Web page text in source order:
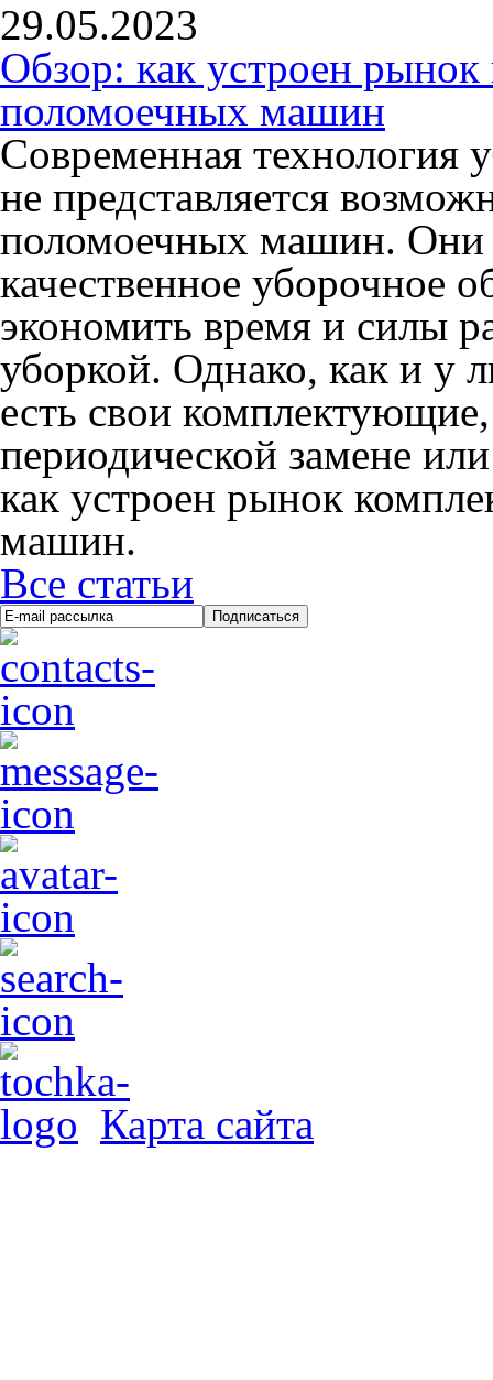
29.05.2023
Обзор: как устроен
поломоечных машин
Современная технология
не представляется
поломоечных машин. Они
качественное уборочное
экономить время и силы
уборкой. Однако, как и у
есть свои
периодической замене
как устроен рынок
машин.
Все статьи
Карта сайта